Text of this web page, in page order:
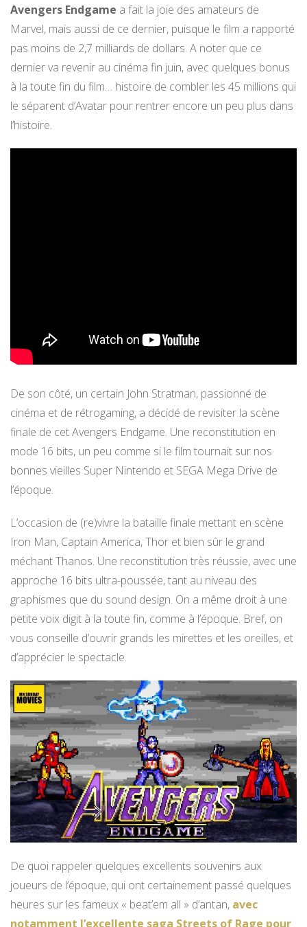
Avengers Endgame a fait la joie des amateurs de
Marvel, mais aussi de ce dernier, puisque le film a rapporté
pas moins de 2,7 milliards de dollars. A noter que ce
dernier va revenir au cinéma fin juin, avec quelques bonus
à la toute fin du film… histoire de combler les 45 millions qui
le séparent d’Avatar pour rentrer encore un peu plus dans
l’histoire.
De son côté, un certain John Stratman, passionné de
cinéma et de rétrogaming, a décidé de revisiter la scène
finale de cet Avengers Endgame. Une reconstitution en
mode 16 bits, un peu comme si le film tournait sur nos
bonnes vieilles Super Nintendo et SEGA Mega Drive de
l’époque.
L’occasion de (re)vivre la bataille finale mettant en scène
Iron Man, Captain America, Thor et bien sûr le grand
méchant Thanos. Une reconstitution très réussie, avec une
approche 16 bits ultra-poussée, tant au niveau des
graphismes que du sound design. On a même droit à une
petite voix digit à la toute fin, comme à l’époque. Bref, on
vous conseille d’ouvrir grands les mirettes et les oreilles, et
d’apprécier le spectacle.
De quoi rappeler quelques excellents souvenirs aux
joueurs de l’époque, qui ont certainement passé quelques
heures sur les fameux « beat’em all » d’antan, avec
notamment l’excellente saga Streets of Rage pour